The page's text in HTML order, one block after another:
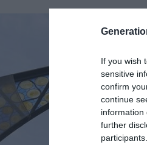
If you wish
sensitive
confirm
continue
information
further